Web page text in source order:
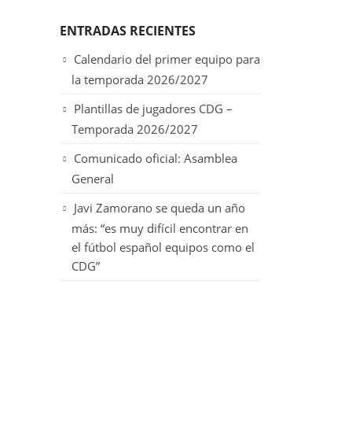
ENTRADAS RECIENTES
Calendario del primer equipo para
la temporada 2026/2027
Plantillas de jugadores CDG –
Temporada 2026/2027
Comunicado oficial: Asamblea
General
Javi Zamorano se queda un año
más: “es muy difícil encontrar en
el fútbol español equipos como el
CDG”